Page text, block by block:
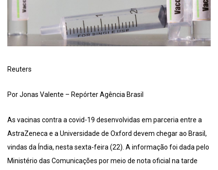
Reuters
Por Jonas Valente – Repórter Agência Brasil
As vacinas contra a covid-19 desenvolvidas em parceria entre a
AstraZeneca e a Universidade de Oxford devem chegar ao Brasil,
vindas da Índia, nesta sexta-feira (22). A informação foi dada pelo
Ministério das Comunicações por meio de nota oficial na tarde